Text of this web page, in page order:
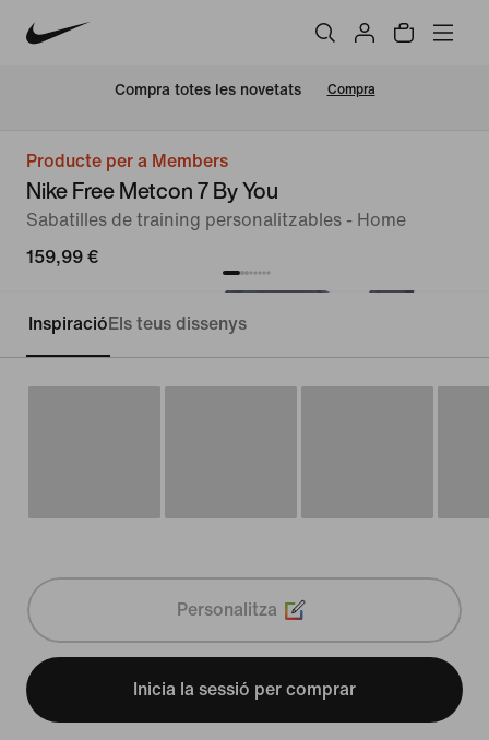
Compra totes les novetats Compra
Producte per a Members
Nike Free Metcon 7 By You
Sabatilles de training personalitzables - Home
159,99 €
Personalitza
Inspiració Els teus dissenys
Personalitza
Inicia la sessió per comprar